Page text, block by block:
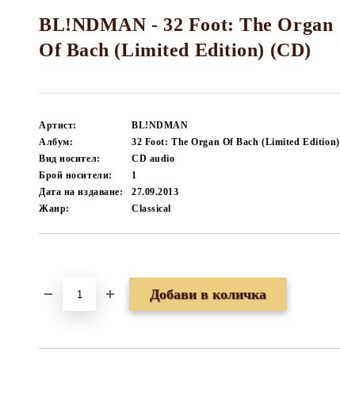
BL!NDMAN - 32 Foot: The Organ
Of Bach (Limited Edition) (CD)
Артист:
BL!NDMAN
Албум:
32 Foot: The Organ Of Bach (Limited Edition)
Вид носител:
CD audio
Брой носители:
1
Дата на издаване:
27.09.2013
Жанр:
Classical